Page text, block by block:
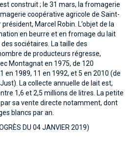
construit ; le 31 mars, la fromagerie
coopérative agricole de Saint-
Marcel Robin. L’objet de la
en beurre et en fromage du lait
sociétaires. La taille des
de producteurs régresse,
Montagnat en 1975, de 120
en 1989, 11 en 1992, et 5 en 2010 (de
La collecte annuelle de lait est,
1,6 et 2,5 millions de litres. La petite
sa vente directe notamment, dont
blancs par an.
DU 04 JANVIER 2019)